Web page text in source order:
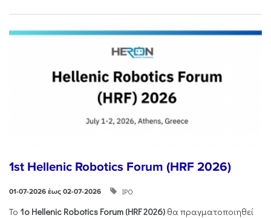
1st Hellenic Robotics Forum (HRF 2026)
01-07-2026 έως 02-07-2026 ΙΡΟ
Το 1ο Hellenic Robotics Forum (HRF2026) θα πραγματοποιηθεί